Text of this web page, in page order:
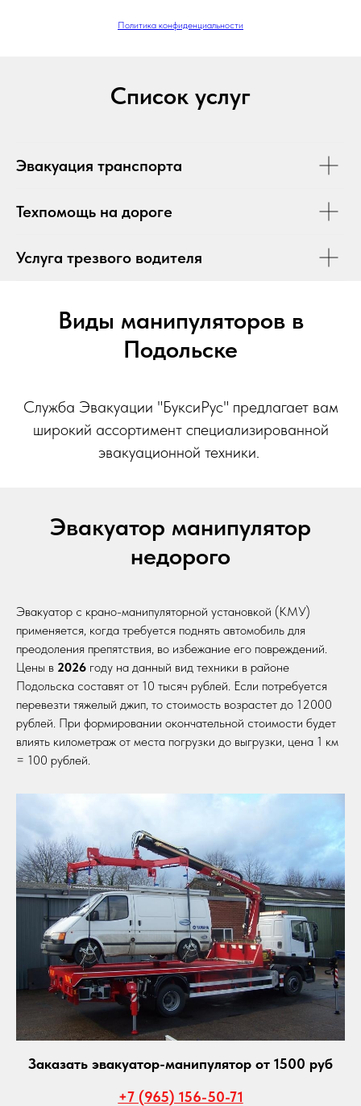
Политика конфиденциальности
Список услуг
Эвакуация транспорта
Техпомощь на дороге
Услуга трезвого водителя
Виды манипуляторов в
Подольске
Служба Эвакуации "БуксиРус" предлагает вам
широкий ассортимент специализированной
эвакуационной техники.
Эвакуатор манипулятор
недорого
Эвакуатор с крано-манипуляторной установкой (КМУ)
применяется, когда требуется поднять автомобиль для
преодоления препятствия, во избежание его повреждений.
Цены в 2026 году на данный вид техники в районе
Подольска составят от 10 тысяч рублей. Если потребуется
перевезти тяжелый джип, то стоимость возрастет до 12000
рублей. При формировании окончательной стоимости будет
влиять километраж от места погрузки до выгрузки, цена 1 км
= 100 рублей.
Заказать эвакуатор-манипулятор от 1500 руб
+7 (965) 156-50-71